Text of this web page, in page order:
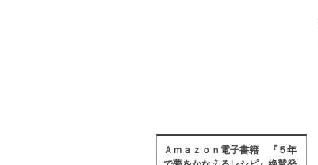
Ａｍａｚｏｎ電子書籍 『５年